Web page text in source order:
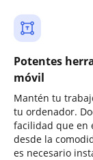
Potentes
móvil
Mantén tu
tu ordenador.
facilidad que en
desde la
es necesario